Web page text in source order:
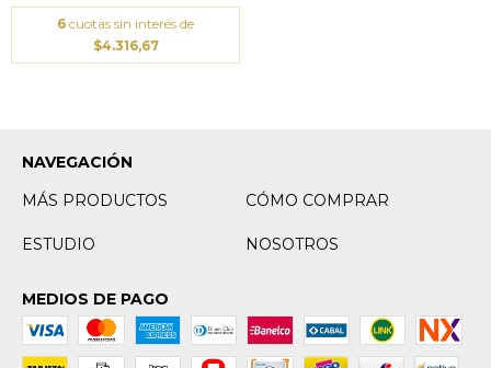
6 cuotas sin interés de
$4.316,67
NAVEGACIÓN
MÁS PRODUCTOS
CÓMO COMPRAR
ESTUDIO NOSOTROS
MEDIOS DE PAGO